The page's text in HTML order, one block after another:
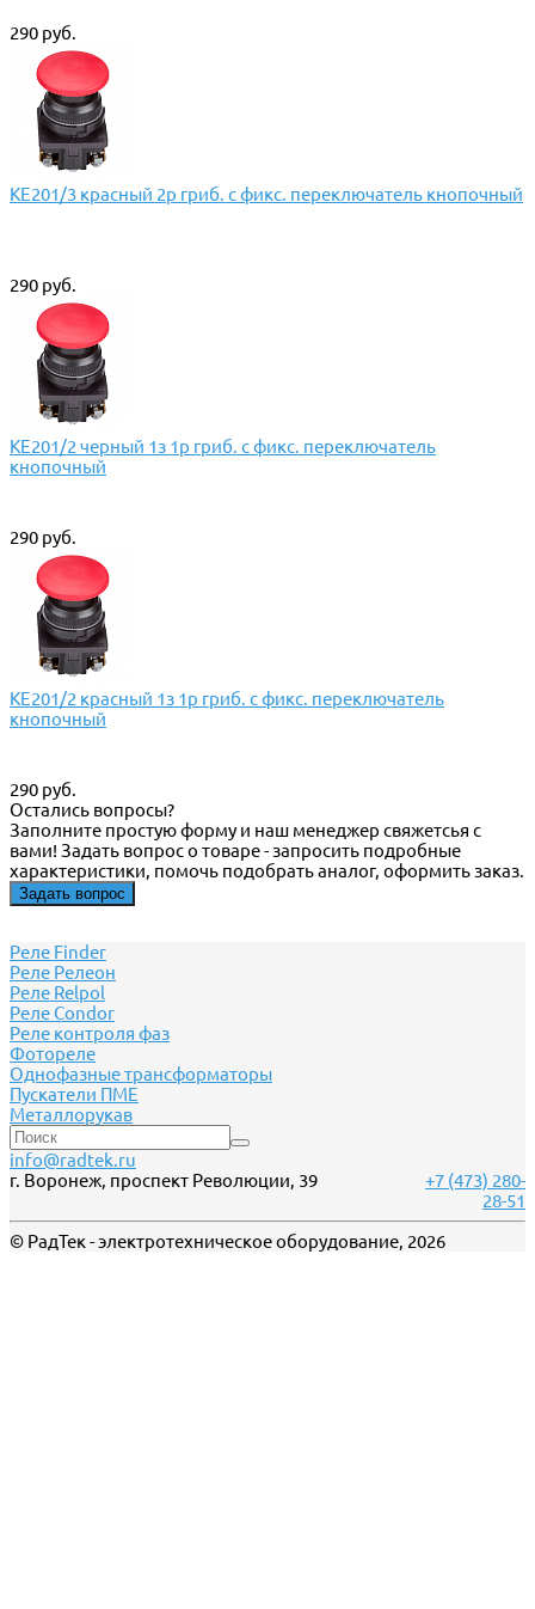
290 руб.
КЕ201/3 красный 2р гриб. с фикс. переключатель кнопочный
290 руб.
КЕ201/2 черный 1з 1р гриб. с фикс. переключатель
кнопочный
290 руб.
КЕ201/2 красный 1з 1р гриб. с фикс. переключатель
кнопочный
290 руб.
Остались вопросы?
Заполните простую форму и наш менеджер свяжетсья с
вами! Задать вопрос о товаре - запросить подробные
характеристики, помочь подобрать аналог, оформить заказ.
Задать вопрос
Реле Finder
Реле Релеон
Реле Relpol
Реле Сondor
Реле контроля фаз
Фотореле
Однофазные трансформаторы
Пускатели ПМЕ
Металлорукав
info@radtek.ru
г. Воронеж, проспект Революции, 39
+7 (473) 280-
28-51
© РадТек - электротехническое оборудование, 2026